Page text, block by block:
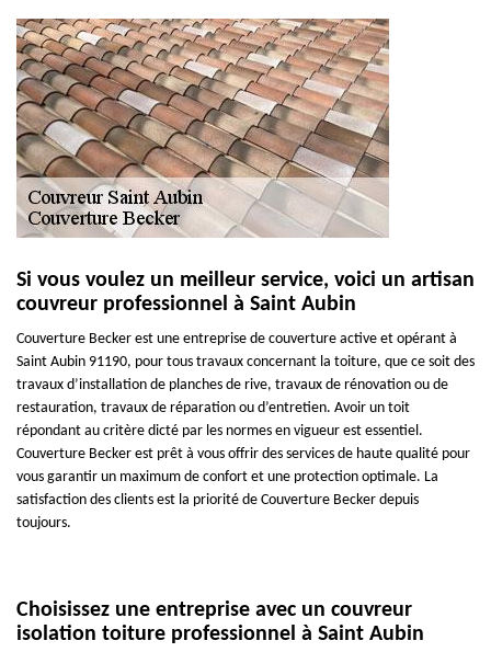
Si vous voulez un meilleur service, voici un artisan
couvreur professionnel à Saint Aubin
Couverture Becker est une entreprise de couverture active et opérant à
Saint Aubin 91190, pour tous travaux concernant la toiture, que ce soit des
travaux d’installation de planches de rive, travaux de rénovation ou de
restauration, travaux de réparation ou d’entretien. Avoir un toit
répondant au critère dicté par les normes en vigueur est essentiel.
Couverture Becker est prêt à vous offrir des services de haute qualité pour
vous garantir un maximum de confort et une protection optimale. La
satisfaction des clients est la priorité de Couverture Becker depuis
toujours.
Choisissez une entreprise avec un couvreur
isolation toiture professionnel à Saint Aubin